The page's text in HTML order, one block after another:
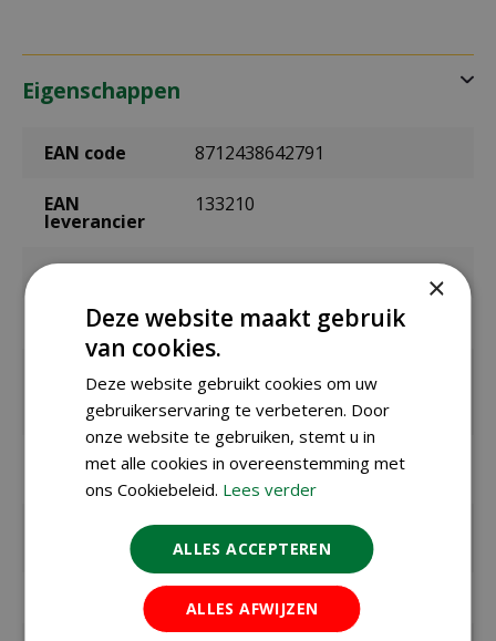
Eigenschappen
EAN code 8712438642791
EAN
leverancier
133210
Merk Jub
Bolmaat 1/2
Zaaien /
planten
buiten
april t/m mei
Bloeitijd /
oogsttijd
juli t/m september
max. hoogte 80 cm
Standplaats Zon
×
Deze website maakt gebruik
van cookies.
Deze website gebruikt cookies om uw
gebruikerservaring te verbeteren. Door
onze website te gebruiken, stemt u in
met alle cookies in overeenstemming met
ons Cookiebeleid. Lees verder
ALLES ACCEPTEREN
ALLES AFWIJZEN